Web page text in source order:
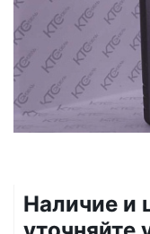
Наличие и